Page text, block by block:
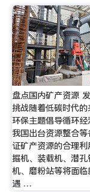
盘点国内矿产资源
挑战随着低碳时代
环保主题倡导循环经
我国出台资源整合
证矿产资源的合理
掘机、装载机、潜
机、磨粉站等将面
遇 …